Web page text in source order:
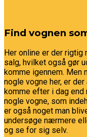
Find vognen
Her online er der
salg, hvilket også gør
komme igennem. Men
nogle vogne her, er
komme efter i dag end
nogle vogne, som
er også noget man
undersøge nærmere
og se for sig selv.